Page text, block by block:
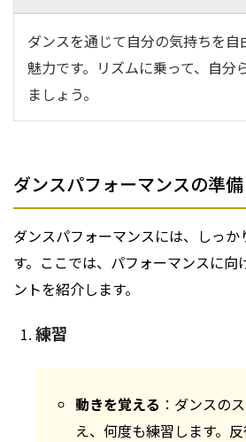
ダンスを通じて自分の気持ちを
魅力です。リズムに乗って、自分
ましょう。
ダンスパフォーマンスの準備
ダンスパフォーマンスには、しっ
す。ここでは、パフォーマンスに向
ントを紹介します。
練習
動きを覚える ：ダンスの
え、何度も練習します。